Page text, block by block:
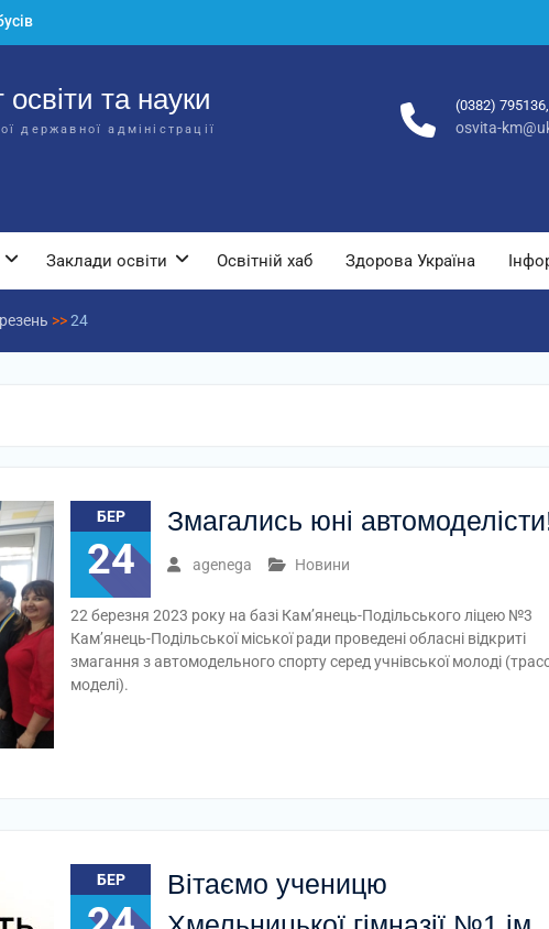
та науки
державної адміністрації
(0382)
osvita-
Заклади освіти Освітній хаб Здорова Україна
>>24
БЕР
24
Змагались юні
agenega Новини
22 березня 2023 року на базі Кам’янець-Подільського ліцею №3
Кам’янець-Подільської міської ради проведені обласні відкриті
змагання з автомодельного спорту серед учнівської молоді
моделі).
БЕР
Вітаємо ученицю